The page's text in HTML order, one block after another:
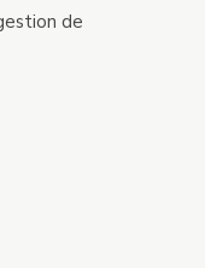
de